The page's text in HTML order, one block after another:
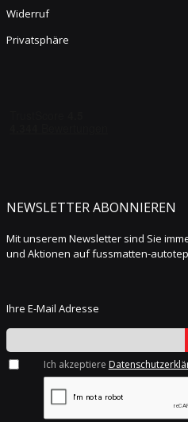
Widerruf
Privatsphäre
NEWSLETTER ABONNIEREN
Mit unserem Newsletter sind Sie
und Aktionen auf fussmatten-
Ihre E-Mail Adresse
Ich akzeptiere